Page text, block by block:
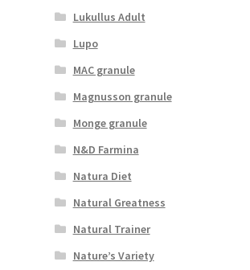
Lukullus Adult
Lupo
MAC granule
Magnusson granule
Monge granule
N&D Farmina
Natura Diet
Natural Greatness
Natural Trainer
Nature’s Variety